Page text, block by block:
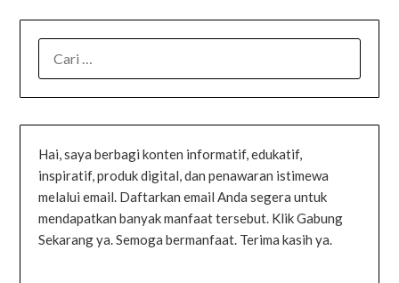
Hai, saya berbagi konten informatif, edukatif,
inspiratif, produk digital, dan penawaran istimewa
melalui email. Daftarkan email Anda segera untuk
mendapatkan banyak manfaat tersebut. Klik Gabung
Sekarang ya. Semoga bermanfaat. Terima kasih ya.